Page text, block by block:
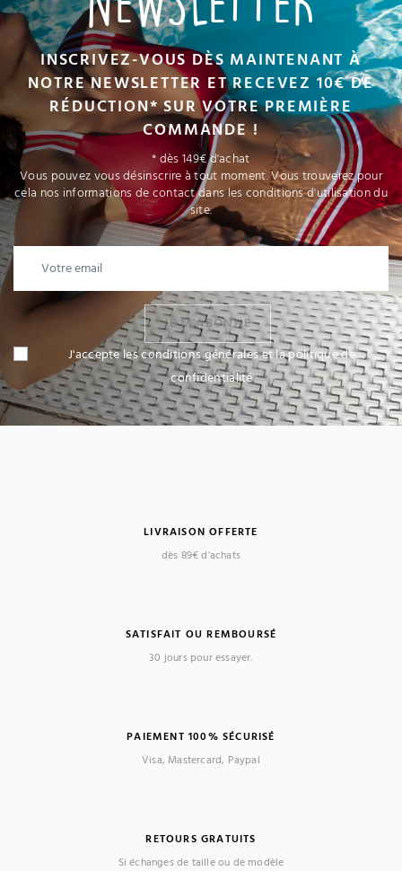
INSCRIVEZ-VOUS DÈS MAINTENANT À
NOTRE NEWSLETTER ET RECEVEZ 10€ DE
RÉDUCTION* SUR VOTRE PREMIÈRE
COMMANDE !
* dès 149€ d'achat
Vous pouvez vous désinscrire à tout moment. Vous trouverez pour
cela nos informations de contact dans les conditions d'utilisation du
site.
JE M'ABONNE
J'accepte les conditions générales et la politique de
confidentialité
LIVRAISON OFFERTE
dès 89€ d’achats
SATISFAIT OU REMBOURSÉ
30 jours pour essayer.
PAIEMENT 100% SÉCURISÉ
Visa, Mastercard, Paypal
RETOURS GRATUITS
Si échanges de taille ou de modèle